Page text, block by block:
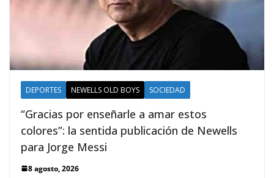
DEPORTES NEWELLS OLD BOYS SOCIEDAD
“Gracias por enseñarle a amar estos
colores”: la sentida publicación de Newells
para Jorge Messi
8 agosto, 2026